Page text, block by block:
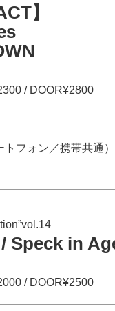
】
/ DOOR¥2800
トフォン／携帯共通）
/ Speck in
/ DOOR¥2500